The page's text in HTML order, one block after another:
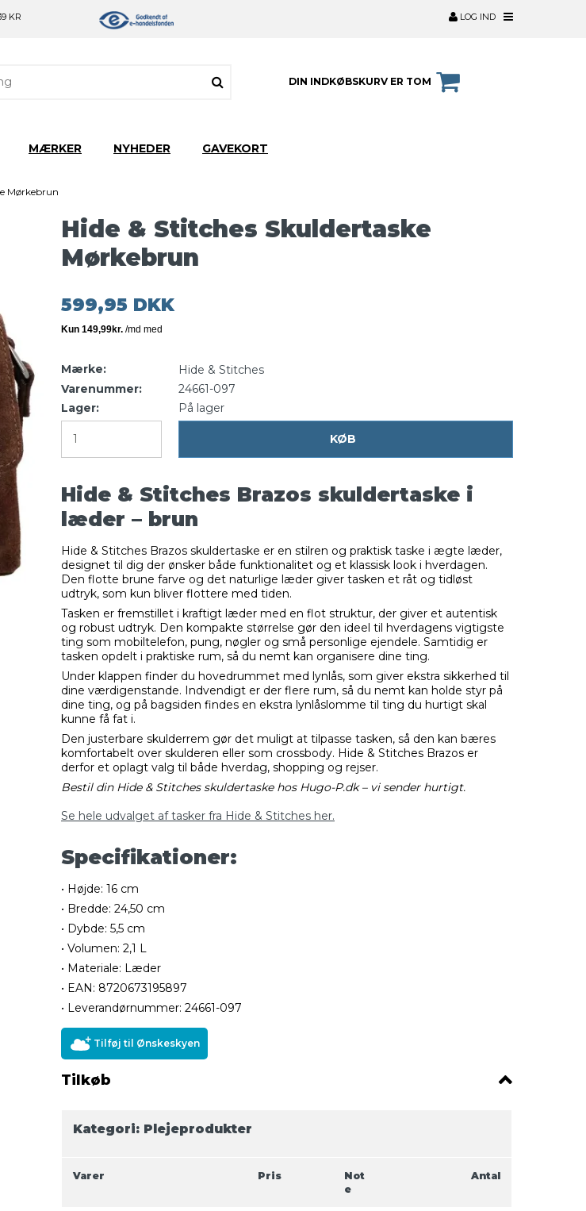
KR LOG IND
DIN INDKØBSKURV ER TOM
MÆRKER NYHEDER GAVEKORT
Mørkebrun
Hide & Stitches Skuldertaske
Mørkebrun
599,95 DKK
Mærke:
Hide & Stitches
Varenummer:
24661-097
Lager:
På lager
KØB
Hide & Stitches Brazos skuldertaske i
læder – brun
Hide & Stitches Brazos skuldertaske er en stilren og praktisk taske i ægte læder,
designet til dig der ønsker både funktionalitet og et klassisk look i hverdagen.
Den flotte brune farve og det naturlige læder giver tasken et råt og tidløst
udtryk, som kun bliver flottere med tiden.
Tasken er fremstillet i kraftigt læder med en flot struktur, der giver et autentisk
og robust udtryk. Den kompakte størrelse gør den ideel til hverdagens vigtigste
ting som mobiltelefon, pung, nøgler og små personlige ejendele. Samtidig er
tasken opdelt i praktiske rum, så du nemt kan organisere dine ting.
Under klappen finder du hovedrummet med lynlås, som giver ekstra sikkerhed til
dine værdigenstande. Indvendigt er der flere rum, så du nemt kan holde styr på
dine ting, og på bagsiden findes en ekstra lynlåslomme til ting du hurtigt skal
kunne få fat i.
Den justerbare skulderrem gør det muligt at tilpasse tasken, så den kan bæres
komfortabelt over skulderen eller som crossbody. Hide & Stitches Brazos er
derfor et oplagt valg til både hverdag, shopping og rejser.
Bestil din Hide & Stitches skuldertaske hos Hugo-P.dk – vi sender hurtigt.
Se hele udvalget af tasker fra Hide & Stitches her.
Specifikationer:
• Højde: 16 cm
• Bredde: 24,50 cm
• Dybde: 5,5 cm
• Volumen: 2,1 L
• Materiale: Læder
• EAN: 8720673195897
• Leverandørnummer: 24661-097
Tilføj til Ønskeskyen
Tilkøb
Kategori: Plejeprodukter
Varer Pris
Not
e
Antal